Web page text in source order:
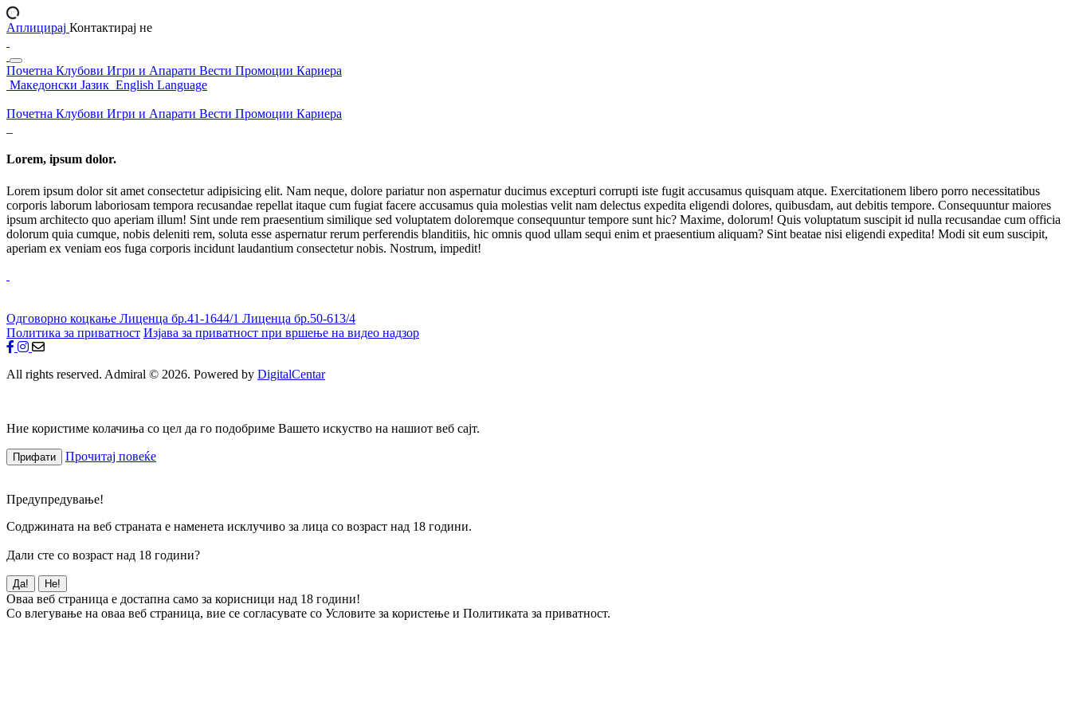
Аплицирај Контактирај не
Почетна Клубови Игри и Апарати Вести Промоции Кариера
Македонски Јазик English Language
Почетна Клубови Игри и Апарати Вести Промоции Кариера
Lorem, ipsum dolor.
Lorem ipsum dolor sit amet consectetur adipisicing elit. Nam neque, dolore pariatur non aspernatur ducimus excepturi corrupti iste fugit accusamus quisquam atque. Exercitationem libero porro necessitatibus
corporis laborum laboriosam tempora recusandae repellat itaque cum fugiat facere accusamus quia molestias velit nam delectus expedita eligendi dolores, quibusdam, aut debitis tempore. Consequuntur maiores
ipsum architecto quo aperiam illum! Sint unde rem praesentium similique sed voluptatem doloremque consequuntur tempore sunt hic? Maxime, dolorum! Quis voluptatum suscipit id nulla recusandae cum officia
dolorum quia cumque, nobis deleniti rem, soluta esse aspernatur rerum perferendis blanditiis, hic omnis quod ullam sequi enim et praesentium aliquam? Sint beatae nisi eligendi expedita! Modi sit eum suscipit,
aperiam ex veniam eos fuga corporis incidunt laudantium consectetur nobis. Nostrum, impedit!
Одговорно коцкање Лиценца бр.41-1644/1 Лиценца бр.50-613/4
Политика за приватност Изјава за приватност при вршење на видео надзор
All rights reserved. Admiral © 2026. Powered by DigitalCentar
Ние користиме колачиња со цел да го подобриме Вашето искуство на нашиот веб сајт.
Прифати Прочитај повеќе
Предупредување!
Содржината на веб страната е наменета исклучиво за лица со возраст над 18 години.
Дали сте со возраст над 18 години?
Да! Не!
Оваа веб страница е достапна само за корисници над 18 години!
Со влегување на оваа веб страница, вие се согласувате со Условите за користење и Политиката за приватност.